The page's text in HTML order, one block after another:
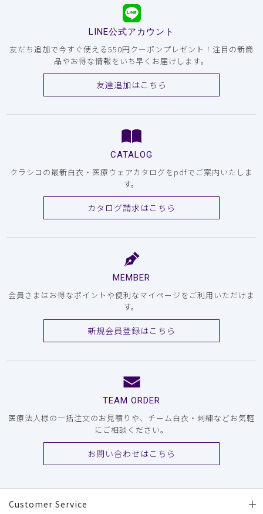
LINE公式アカウント
友だち追加で今すぐ使える550円クーポンプレゼント！注目の新商
品やお得な情報をいち早くお届けします。
友達追加はこちら
CATALOG
クラシコの最新白衣・医療ウェアカタログをpdfでご案内いたしま
す。
カタログ請求はこちら
MEMBER
会員さまはお得なポイントや便利なマイページをご利用いただけま
す。
新規会員登録はこちら
TEAM ORDER
医療法人様の一括注文のお見積りや、チーム白衣・刺繍などお気軽
にご相談ください。
お問い合わせはこちら
Customer Service